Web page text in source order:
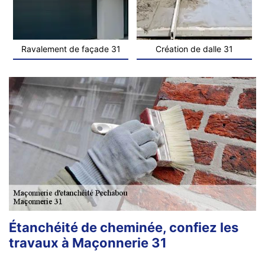
Ravalement de façade 31 Création de dalle 31
Étanchéité de cheminée, confiez les
travaux à Maçonnerie 31